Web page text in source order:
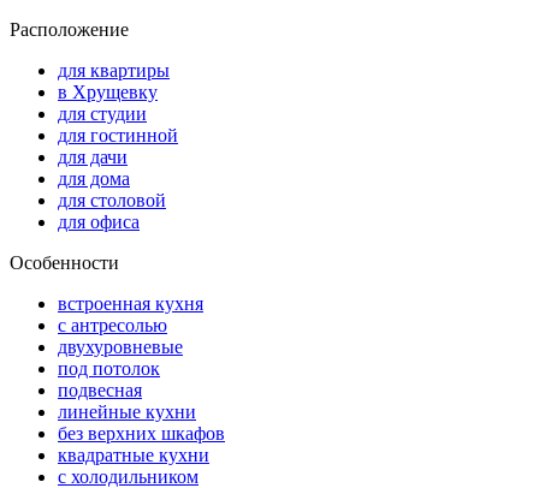
Расположение
для квартиры
в Хрущевку
для студии
для гостинной
для дачи
для дома
для столовой
для офиса
Особенности
встроенная кухня
с антресолью
двухуровневые
под потолок
подвесная
линейные кухни
без верхних шкафов
квадратные кухни
с холодильником